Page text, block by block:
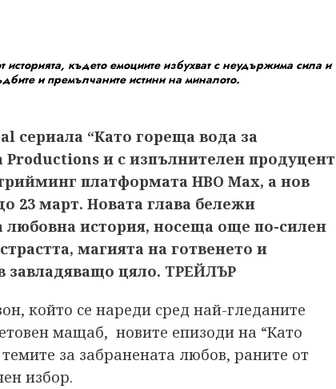
историята, където емоциите избухват с неудържима сила и
и премълчаните истини на миналото.
сериала “Като гореща вода за
и с изпълнителен продуцент
платформата HBO Max, а нов
23 март. Новата глава бележи
история, носеща още по-силен
магията на готвенето и
завладяващо цяло. ТРЕЙЛЪР
който се нареди сред най-гледаните
мащаб, новите епизоди на “Като
за забранената любов, раните от
избор.